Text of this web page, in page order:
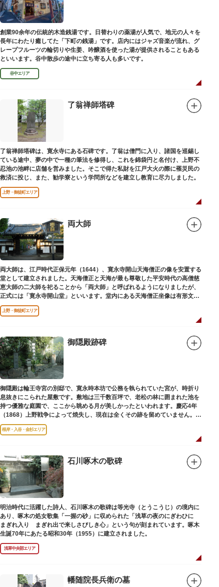
創業90余年の伝統的木造銭湯です。日替わりの薬湯が人気で、地元の人々を
長年にわたり癒してた「下町の銭湯」です。店内にはジャズ音楽が流れ、グ
レープフルーツの輪切りや生姜、吟醸酒を使った湯が提供されることもある
といいます。谷中散歩の途中に立ち寄る人も多いです。
谷中エリア
了翁禅師塔碑
了翁禅師塔碑は、寛永寺にある石碑です。了翁は僧門に入り、諸国を巡錫し
ている途中、夢の中で一種の筆法を修得し、これを錦袋円と名付け、上野不
忍池の池畔に店舗を営みました。そこで得た私財を江戸大火の際に罹災民の
救済に投じ、また、勧学寮という学問所などを建立し教育に尽力しました。
上野・御徒町エリア
両大師
両大師は、江戸時代正保元年（1644）、寛永寺開山天海僧正の像を安置する
堂として建立されました。天海僧正と天海が最も尊敬した平安時代の高僧慈
恵大師の二大師を祀ることから「両大師」と呼ばれるようになりましたが、
正式には「寛永寺開山堂」といいます。堂内にある天海僧正坐像は有形文化
財に指定されています。
上野・御徒町エリア
御隠殿跡碑
御隠殿は輪王寺宮の別邸で、寛永時本坊で公務を執られていた宮が、時折り
息抜きにこられた屋敷です。敷地は三千数百坪で、老松の林に囲まれた池を
持つ優雅な庭園で、ここから眺める月が美しかったといわれます。慶応4年
（1868）上野戦争によって焼失し、現在は全くその跡を留めていません。根
岸薬師堂（ねぎしやくしどう）にあります。
根岸・入谷・金杉エリア
石川啄木の歌碑
明治時代に活躍した詩人、石川啄木の歌碑は等光寺（とうこうじ）の境内に
あり、啄木の処女歌集「一握の砂」に収められた「浅草の夜のにぎわひに
まぎれ入り まぎれ出で来しさびしき心」という句が刻まれています。啄木
生誕70年にあたる昭和30年（1955）に建立されました。
浅草中央部エリア
幡随院長兵衛の墓